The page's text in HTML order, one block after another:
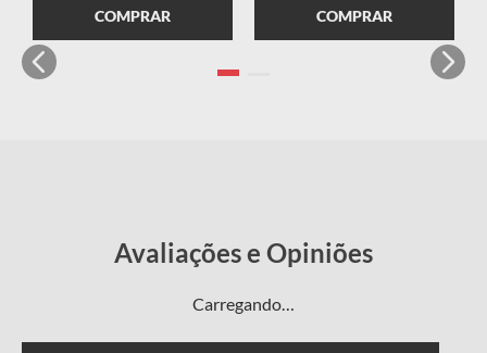
COMPRAR COMPRAR
Carregando…